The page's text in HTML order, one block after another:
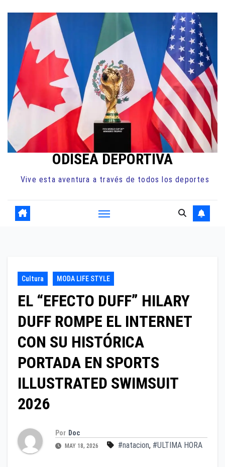
contenido
ODISEA DEPORTIVA
Vive esta aventura a través de todos los deportes
Cultura MODA LIFE STYLE
EL “EFECTO DUFF” HILARY
DUFF ROMPE EL INTERNET
CON SU HISTÓRICA
PORTADA EN SPORTS
ILLUSTRATED SWIMSUIT
2026
Por Doc
MAY 18, 2026 #natacion, #ULTIMA HORA